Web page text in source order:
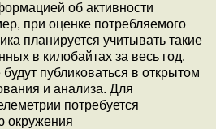
об активности
при оценке потребляемого
планируется учитывать такие
в килобайтах за весь год.
публиковаться в открытом
и анализа. Для
потребуется
окружения